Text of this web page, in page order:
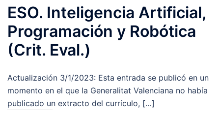
ESO. Inteligencia Artificial,
Programación y Robótica
(Crit. Eval.)
Actualización 3/1/2023: Esta entrada se publicó en un
momento en el que la Generalitat Valenciana no había
publicado un extracto del currículo, […]